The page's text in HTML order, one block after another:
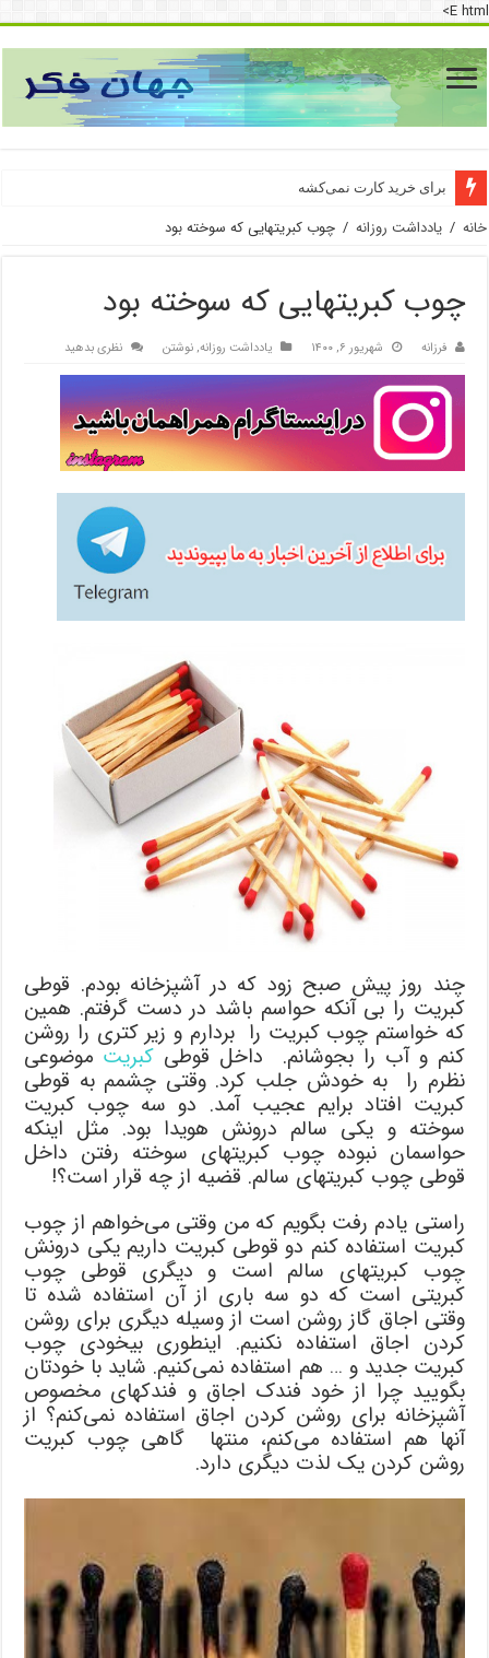
E html>
برای خرید کارت نمی‌‌کشه
خانه / یادداشت روزانه / چوب کبریتهایی که سوخته بود
چوب کبریتهایی که سوخته بود
فرزانه شهریور ۶, ۱۴۰۰ یادداشت روزانه,نوشتن نظری بدهید
چند روز پیش صبح زود که در آشپزخانه بودم. قوطی
کبریت را بی آنکه حواسم باشد در دست گرفتم. همین
که خواستم چوب کبریت را بردارم و زیر کتری را روشن
کنم و آب را بجوشانم. داخل قوطی کبریت موضوعی
نظرم را به خودش جلب کرد. وقتی چشمم به قوطی
کبریت افتاد برایم عجیب آمد. دو سه چوب کبریت
سوخته و یکی سالم درونش هویدا بود. مثل اینکه
حواسمان نبوده چوب کبریتهای سوخته رفتن داخل
قوطی چوب کبریتهای سالم. قضیه از چه قرار است؟!
راستی یادم رفت بگویم که من وقتی می‌خواهم از چوب
کبریت استفاده کنم دو قوطی کبریت داریم یکی درونش
چوب کبریتهای سالم است و دیگری قوطی چوب
کبریتی است که دو سه باری از آن استفاده شده تا
وقتی اجاق گاز روشن است از وسیله دیگری برای روشن
کردن اجاق استفاده نکنیم. اینطوری بیخودی چوب
کبریت جدید و … هم استفاده نمی‌کنیم. شاید با خودتان
بگویید چرا از خود فندک اجاق و فندکهای مخصوص
آشپزخانه برای روشن کردن اجاق استفاده نمی‌کنم؟ از
آنها هم استفاده می‌کنم، منتها گاهی چوب کبریت
روشن کردن یک لذت دیگری دارد.